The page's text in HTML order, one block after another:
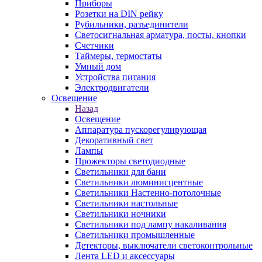
Приборы
Розетки на DIN рейку
Рубильники, разъединители
Светосигнальная арматура, посты, кнопки
Счетчики
Таймеры, термостаты
Умный дом
Устройства питания
Электродвигатели
Освещение
Назад
Освещение
Аппаратура пускорегулирующая
Декоративный свет
Лампы
Прожекторы светодиодные
Светильники для бани
Светильники люминисцентные
Светильники Настенно-потолочные
Светильники настольные
Светильники ночники
Светильники под лампу накаливания
Светильники промышленные
Детекторы, выключатели светоконтрольные
Лента LED и аксессуары